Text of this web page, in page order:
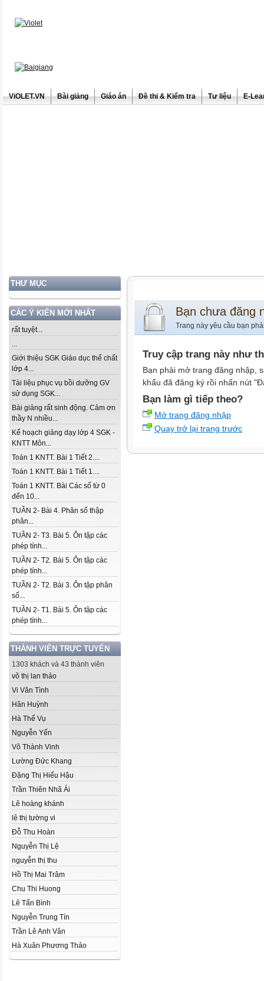
ViOLET.VN Bài giảng Giáo án Đề thi & Kiểm tra Tư liệu E-
THƯ MỤC
CÁC Ý KIẾN MỚI NHẤT
rất tuyệt...
...
Giới thiệu SGK Giáo dục thể chất
lớp 4...
Tài liệu phục vụ bồi dưỡng GV
sử dụng SGK...
Bài giảng rất sinh động. Cảm ơn
thầy N nhiều...
Kế hoạch giảng dạy lớp 4 SGK -
KNTT Môn...
Toán 1 KNTT. Bài 1 Tiết 2....
Toán 1 KNTT. Bài 1 Tiết 1....
Toán 1 KNTT. Bài Các số từ 0
đến 10...
TUẦN 2- Bài 4. Phân số thập
phân...
TUẦN 2- T3. Bài 5. Ôn tập các
phép tính...
TUẦN 2- T2. Bài 5. Ôn tập các
phép tính...
TUẦN 2- T2. Bài 3. Ôn tập phân
số...
TUẦN 2- T1. Bài 5. Ôn tập các
phép tính...
THÀNH VIÊN TRỰC TUYẾN
1303 khách và 43 thành viên
võ thị lan thảo
Vi Văn Tình
Hân Huỳnh
Hà Thế Vụ
Nguyễn Yến
Võ Thành Vinh
Lường Đức Khang
Đặng Thị Hiếu Hậu
Trần Thiên Nhã Ái
Lê hoàng khánh
lê thị tường vi
Đỗ Thu Hoàn
Nguyễn Thị Lệ
nguyễn thị thu
Hồ Thị Mai Trâm
Chu Thi Huong
Lê Tấn Bình
Nguyễn Trung Tín
Trần Lê Anh Vân
Hà Xuân Phương Thảo
Bạn chưa đăng
Trang này yêu cầu bạn
Truy cập trang này như
Bạn phải mở trang đăng nhập,
khẩu đã đăng ký rồi nhấn nút
Bạn làm gì tiếp theo?
Mở trang đăng nhập
Quay trở lại trang trước